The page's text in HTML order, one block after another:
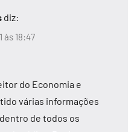
diz:
às 18:47
do Economia e
várias informações
de todos os